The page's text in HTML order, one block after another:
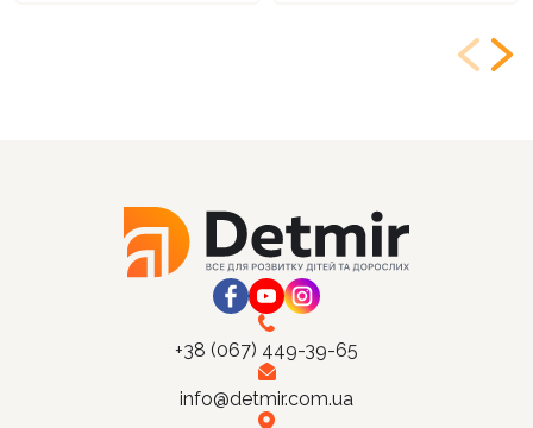
+38 (067) 449-39-65
info@detmir.com.ua